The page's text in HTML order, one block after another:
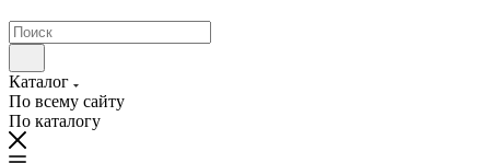
Каталог
По всему сайту
По каталогу